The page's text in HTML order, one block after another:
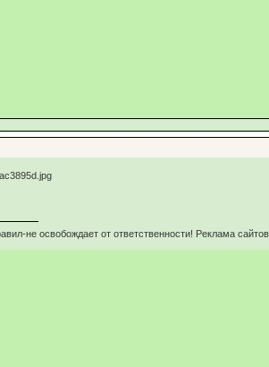
не освобождает от ответственности! Реклама